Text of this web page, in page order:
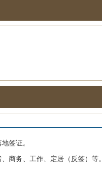
签证。
务、工作、定居（反签）等。